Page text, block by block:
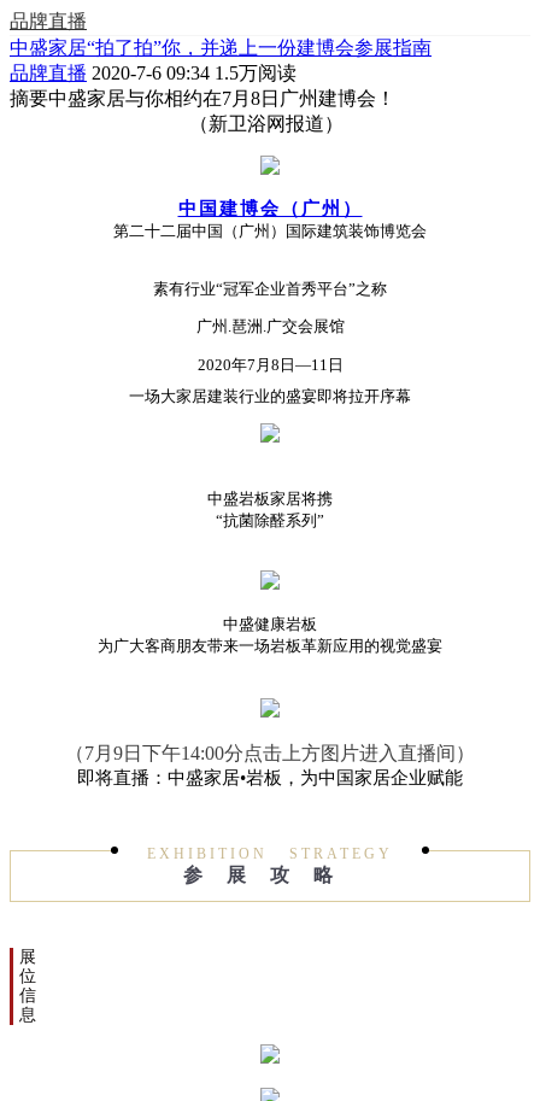
品牌直播
中盛家居“拍了拍”你，并递上一份建博会参展指南
品牌直播 2020-7-6 09:34 1.5万阅读
摘要中盛家居与你相约在7月8日广州建博会！
（新卫浴网报道）
中国建博会（广州）
第二十二届中国（广州）国际建筑装饰博览会
素有行业“冠军企业首秀平台”之称
广州.琶洲.广交会展馆
2020年7月8日—11日
一场大家居建装行业的盛宴即将拉开序幕
中盛岩板家居将携
“抗菌除醛系列”
中盛健康岩板
为广大客商朋友带来一场岩板革新应用的视觉盛宴
（7月9日下午14:00分点击上方图片进入直播间）
即将直播：中盛家居•岩板，为中国家居企业赋能
EXHIBITION STRATEGY
参展攻略
展
位
信
息